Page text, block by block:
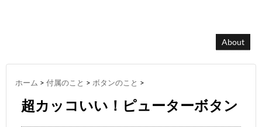
About
ホーム > 付属のこと > ボタンのこと >
超カッコいい！ピューターボタン